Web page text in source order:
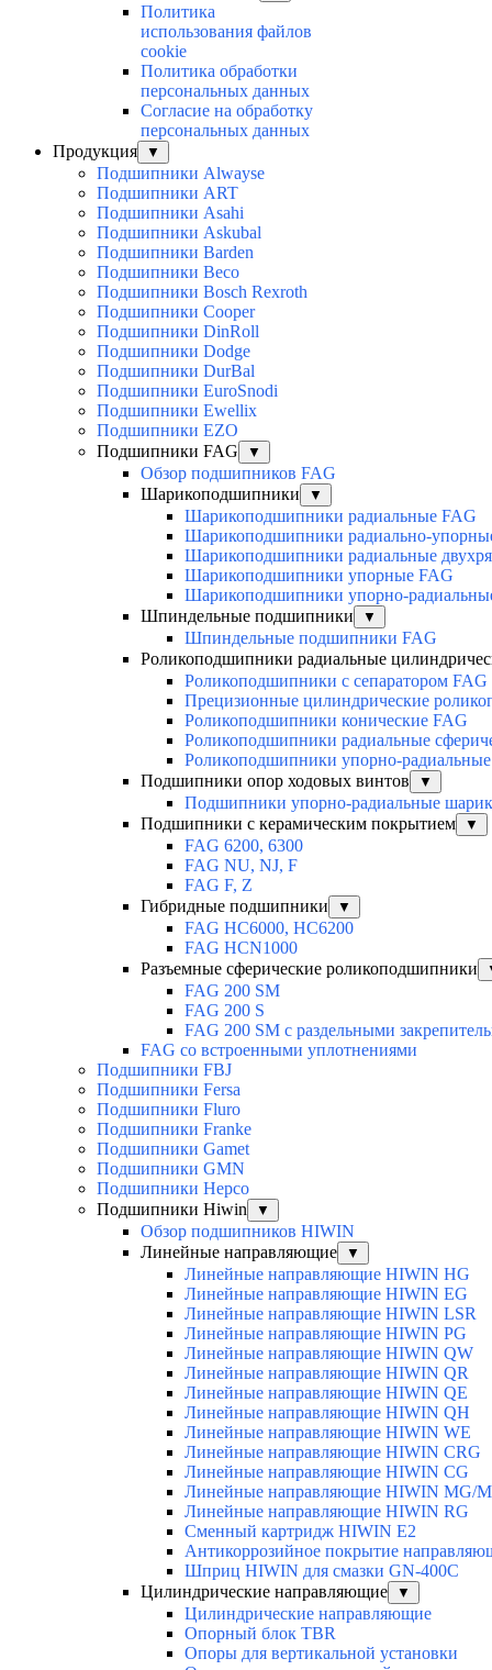
Политика
использования файлов
cookie
Политика обработки
персональных данных
Согласие на обработку
персональных данных
Продукция
▼
Подшипники Alwayse
Подшипники ART
Подшипники Asahi
Подшипники Askubal
Подшипники Barden
Подшипники Beco
Подшипники Bosch Rexroth
Подшипники Cooper
Подшипники DinRoll
Подшипники Dodge
Подшипники DurBal
Подшипники EuroSnodi
Подшипники Ewellix
Подшипники EZO
Подшипники FAG
▼
Обзор подшипников FAG
Шарикоподшипники
▼
Шарикоподшипники радиальные FAG
Шарикоподшипники радиально-
Шарикоподшипники радиальные
Шарикоподшипники упорные FAG
Шарикоподшипники упорно-
Шпиндельные подшипники
▼
Шпиндельные подшипники FAG
Роликоподшипники радиальные
Роликоподшипники с сепаратором FAG
Прецизионные цилиндрические
Роликоподшипники конические FAG
Роликоподшипники радиальные
Роликоподшипники упорно-
Подшипники опор ходовых винтов
▼
Подшипники упорно-радиальные
Подшипники с керамическим покрытием
▼
FAG 6200, 6300
FAG NU, NJ, F
FAG F, Z
Гибридные подшипники
▼
FAG HC6000, HC6200
FAG HCN1000
Разъемные сферические роликоподшипники
FAG 200 SM
FAG 200 S
FAG 200 SM с раздельными
FAG со встроенными уплотнениями
Подшипники FBJ
Подшипники Fersa
Подшипники Fluro
Подшипники Franke
Подшипники Gamet
Подшипники GMN
Подшипники Hepco
Подшипники Hiwin
▼
Обзор подшипников HIWIN
Линейные направляющие
▼
Линейные направляющие HIWIN HG
Линейные направляющие HIWIN EG
Линейные направляющие HIWIN LSR
Линейные направляющие HIWIN PG
Линейные направляющие HIWIN QW
Линейные направляющие HIWIN QR
Линейные направляющие HIWIN QE
Линейные направляющие HIWIN QH
Линейные направляющие HIWIN WE
Линейные направляющие HIWIN CRG
Линейные направляющие HIWIN CG
Линейные направляющие HIWIN MG/
Линейные направляющие HIWIN RG
Сменный картридж HIWIN E2
Антикоррозийное покрытие
Шприц HIWIN для смазки GN-400C
Цилиндрические направляющие
▼
Цилиндрические направляющие
Опорный блок TBR
Опоры для вертикальной установки